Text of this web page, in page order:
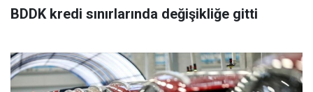
BDDK kredi sınırlarında değişikliğe gitti